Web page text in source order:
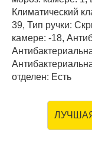
Климатический
39, Тип ручки:
камере: -18,
отделен: Есть